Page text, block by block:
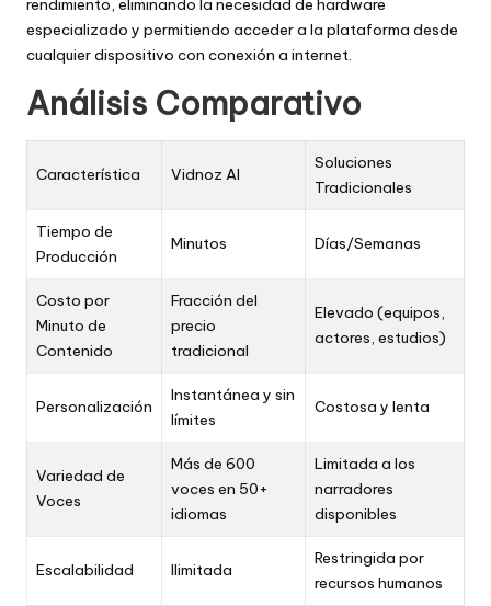
rendimiento, eliminando la necesidad de hardware
especializado y permitiendo acceder a la plataforma desde
cualquier dispositivo con conexión a internet.
Análisis Comparativo
Característica Vidnoz AI
Soluciones
Tradicionales
Tiempo de
Producción
Minutos Días/Semanas
Costo por
Minuto de
Contenido
Fracción del
precio
tradicional
Elevado (equipos,
actores, estudios)
Personalización
Instantánea y sin
límites
Costosa y lenta
Variedad de
Voces
Más de 600
voces en 50+
idiomas
Limitada a los
narradores
disponibles
Escalabilidad Ilimitada
Restringida por
recursos humanos